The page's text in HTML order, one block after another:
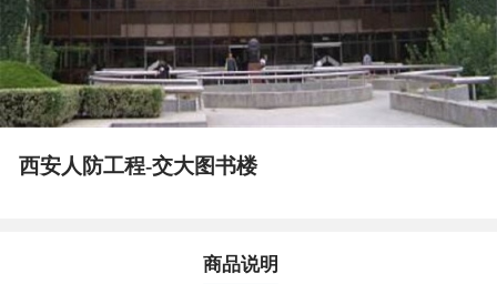
西安人防工程-交大图书楼
商品说明